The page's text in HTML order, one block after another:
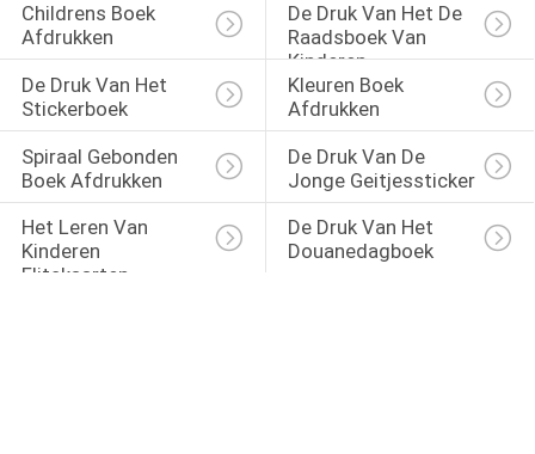
Childrens Boek
Afdrukken
De Druk Van Het De
Raadsboek Van
Kinderen
De Druk Van Het
Stickerboek
Kleuren Boek
Afdrukken
Spiraal Gebonden
Boek Afdrukken
De Druk Van De
Jonge Geitjessticker
Het Leren Van
Kinderen
Flitskaarten
De Druk Van Het
Douanedagboek